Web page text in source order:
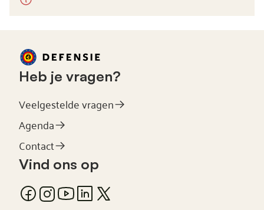
Heb je vragen?
Veelgestelde vragen
Agenda
Contact
Vind ons op